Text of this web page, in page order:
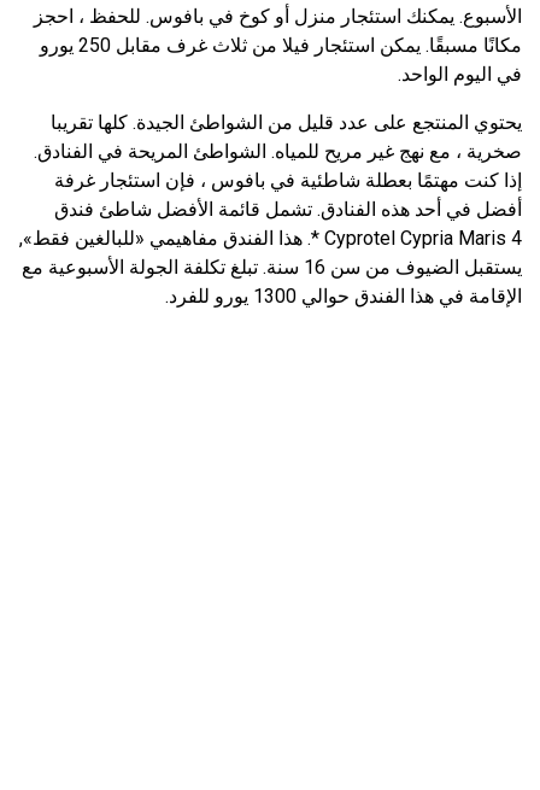
الأسبوع. يمكنك استئجار منزل أو كوخ في بافوس. للحفظ ، احجز
مكانًا مسبقًا. يمكن استئجار فيلا من ثلاث غرف مقابل 250 يورو
في اليوم الواحد.
يحتوي المنتجع على عدد قليل من الشواطئ الجيدة. كلها تقريبا
صخرية ، مع نهج غير مريح للمياه. الشواطئ المريحة في الفنادق.
إذا كنت مهتمًا بعطلة شاطئية في بافوس ، فإن استئجار غرفة
أفضل في أحد هذه الفنادق. تشمل قائمة الأفضل شاطئ فندق
Cyprotel Cypria Maris 4 *. هذا الفندق مفاهيمي «للبالغين فقط»,
يستقبل الضيوف من سن 16 سنة. تبلغ تكلفة الجولة الأسبوعية مع
الإقامة في هذا الفندق حوالي 1300 يورو للفرد.